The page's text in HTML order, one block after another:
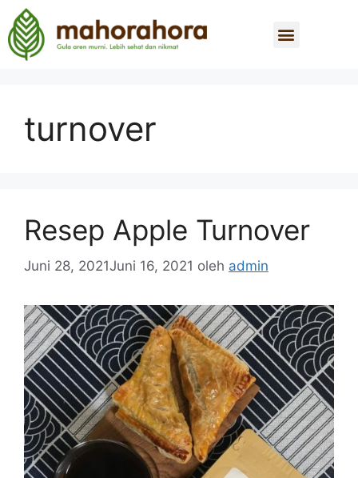
turnover
Resep Apple Turnover
Juni 28, 2021Juni 16, 2021 oleh admin